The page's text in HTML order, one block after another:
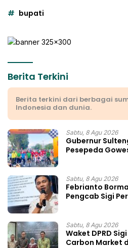
bupati
Berita Terkini
Berita terkini dari berbagai
Indonesia dan dunia.
Sabtu, 8 Agu 2026
Gubernur
Pesepeda
Sabtu, 8 Agu 2026
Febrianto
Pengcab Sigi
Sabtu, 8 Agu 2026
Waket DPRD
Carbon Market